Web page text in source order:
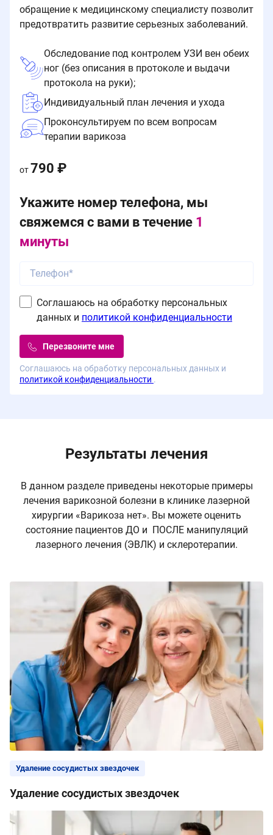
обращение к медицинскому специалисту позволит
предотвратить развитие серьезных заболеваний.
Обследование под контролем УЗИ вен обеих
ног (без описания в протоколе и выдачи
протокола на руки);
Индивидуальный план лечения и ухода
Проконсультируем по всем вопросам
терапии варикоза
от790 ₽
Укажите номер телефона, мы
свяжемся с вами в течение 1
минуты
Соглашаюсь на обработку персональных
данных и политикой конфиденциальности
Перезвоните мне
Соглашаюсь на обработку персональных данных и
политикой конфиденциальности .
Результаты лечения
В данном разделе приведены некоторые примеры
лечения варикозной болезни в клинике лазерной
хирургии «Варикоза нет». Вы можете оценить
состояние пациентов ДО и ПОСЛЕ манипуляций
лазерного лечения (ЭВЛК) и склеротерапии.
Удаление сосудистых звездочек
Удаление сосудистых звездочек